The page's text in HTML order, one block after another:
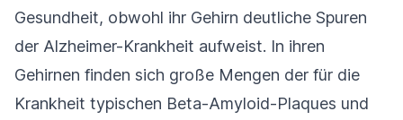
Gesundheit, obwohl ihr Gehirn deutliche Spuren
der Alzheimer-Krankheit aufweist. In ihren
Gehirnen finden sich große Mengen der für die
Krankheit typischen Beta-Amyloid-Plaques und